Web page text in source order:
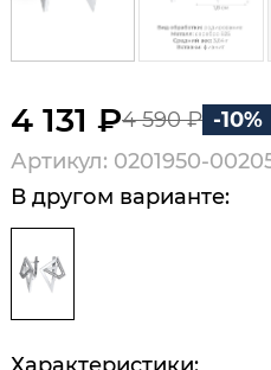
4 131 ₽4 590 ₽ -10%
Артикул: 0201950-
В другом варианте: